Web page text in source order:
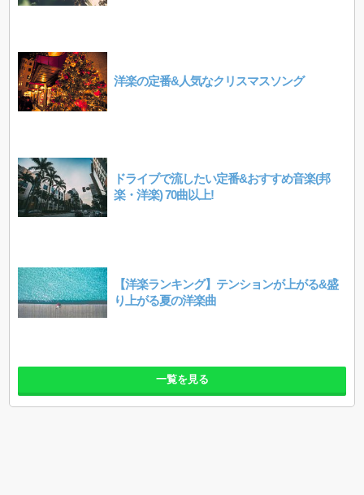
洋楽の定番&人気なクリスマスソング
ドライブで流したい定番&おすすめ音楽(邦
楽・洋楽) 70曲以上!
【洋楽ランキング】テンションが上がる&盛
り上がる夏の洋楽曲
一覧を見る